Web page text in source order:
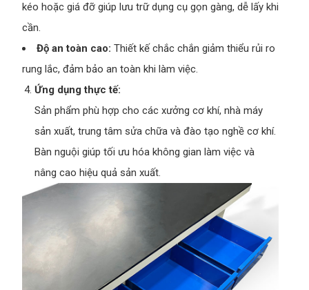
kéo hoặc giá đỡ giúp lưu trữ dụng cụ gọn gàng, dễ lấy khi
cần.
Độ an toàn cao: Thiết kế chắc chắn giảm thiểu rủi ro
rung lắc, đảm bảo an toàn khi làm việc.
Ứng dụng thực tế:
Sản phẩm phù hợp cho các xưởng cơ khí, nhà máy
sản xuất, trung tâm sửa chữa và đào tạo nghề cơ khí.
Bàn nguội giúp tối ưu hóa không gian làm việc và
nâng cao hiệu quả sản xuất.